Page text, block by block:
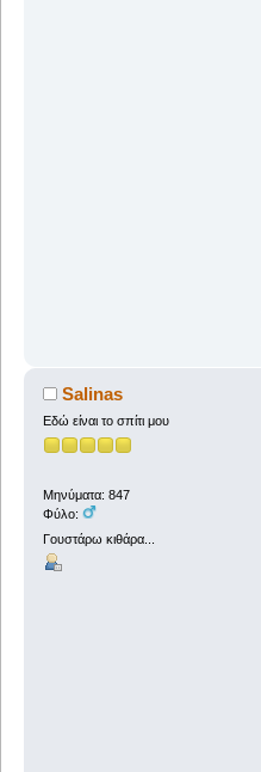
Salinas
Εδώ είναι το σπίτι μου
Μηνύματα: 847
Φύλο:
Γουστάρω κιθάρα...